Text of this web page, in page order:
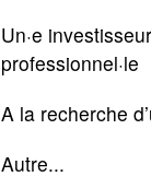
Un·e
professionnel·le
A la recherche
Autre...